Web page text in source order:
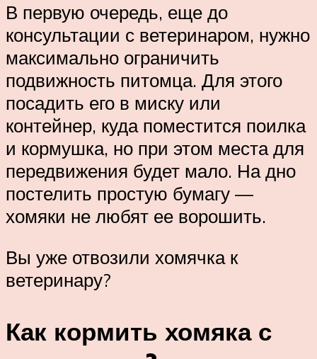
В первую очередь, еще до
консультации с ветеринаром, нужно
максимально ограничить
подвижность питомца. Для этого
посадить его в миску или
контейнер, куда поместится поилка
и кормушка, но при этом места для
передвижения будет мало. На дно
постелить простую бумагу —
хомяки не любят ее ворошить.
Вы уже отвозили хомячка к
ветеринару?
Как кормить хомяка с